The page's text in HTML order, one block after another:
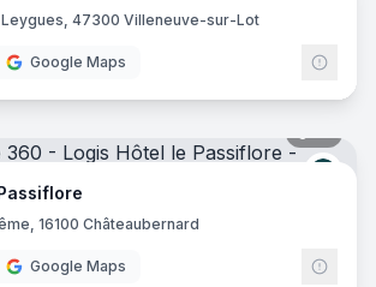
Leygues, 47300 Villeneuve-sur-Lot
Google Maps
16100 Châteaubernard
Google Maps